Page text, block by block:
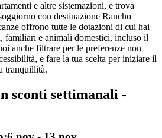
e altre sistemazioni, e trova
con destinazione Rancho
offrono tutte le dotazioni di cui hai
familiari e animali domestici, incluso il
anche filtrare per le preferenze non
e fare la tua scelta per iniziare il
tranquillità.
sconti settimanali -